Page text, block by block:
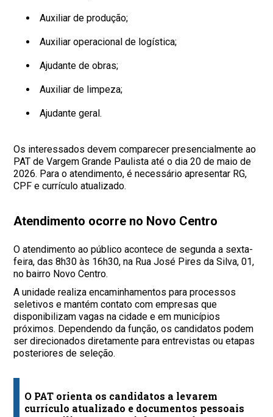
Auxiliar de produção;
Auxiliar operacional de logística;
Ajudante de obras;
Auxiliar de limpeza;
Ajudante geral.
Os interessados devem comparecer presencialmente ao
PAT de Vargem Grande Paulista até o dia 20 de maio de
2026. Para o atendimento, é necessário apresentar RG,
CPF e currículo atualizado.
Atendimento ocorre no Novo Centro
O atendimento ao público acontece de segunda a sexta-
feira, das 8h30 às 16h30, na Rua José Pires da Silva, 01,
no bairro Novo Centro.
A unidade realiza encaminhamentos para processos
seletivos e mantém contato com empresas que
disponibilizam vagas na cidade e em municípios
próximos. Dependendo da função, os candidatos podem
ser direcionados diretamente para entrevistas ou etapas
posteriores de seleção.
O PAT orienta os candidatos a levarem
currículo atualizado e documentos pessoais